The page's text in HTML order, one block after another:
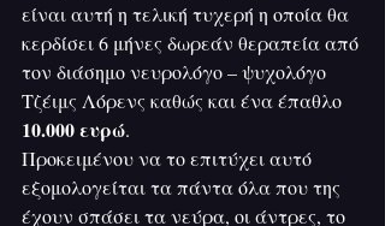
είναι αυτή η τελική τυχερή η οποία θα
κερδίσει 6 μήνες δωρεάν θεραπεία από
τον διάσημο νευρολόγο – ψυχολόγο
Τζέιμς Λόρενς καθώς και ένα έπαθλο
10.000 ευρώ.
Προκειμένου να το επιτύχει αυτό
εξομολογείται τα πάντα όλα που της
έχουν σπάσει τα νεύρα, οι άντρες, το